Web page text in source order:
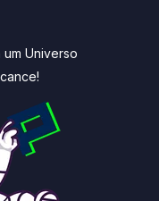
Universo